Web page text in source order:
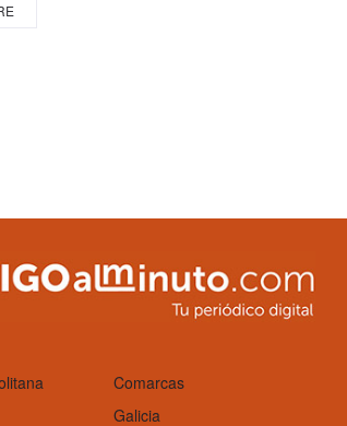
Comarcas
Galicia